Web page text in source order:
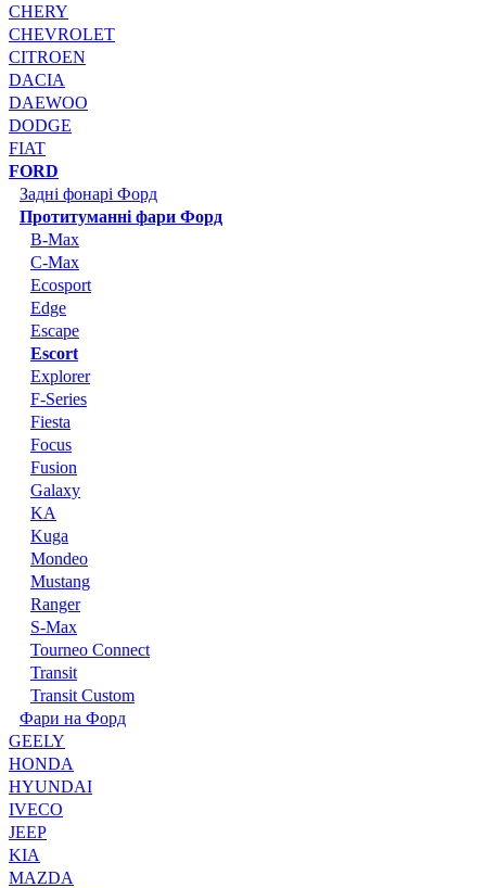
CHERY
CHEVROLET
CITROEN
DACIA
DAEWOO
DODGE
FIAT
FORD
Задні фонарі Форд
Протитуманні фари Форд
B-Max
C-Max
Ecosport
Edge
Escape
Escort
Explorer
F-Series
Fiesta
Focus
Fusion
Galaxy
KA
Kuga
Mondeo
Mustang
Ranger
S-Max
Tourneo Connect
Transit
Transit Custom
Фари на Форд
GEELY
HONDA
HYUNDAI
IVECO
JEEP
KIA
MAZDA